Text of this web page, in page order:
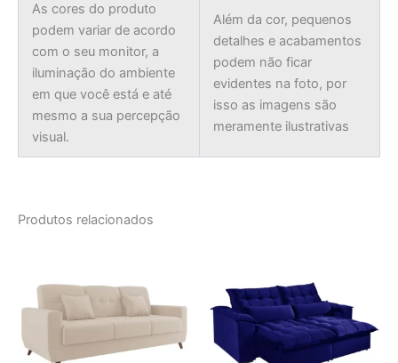
As cores do produto
podem variar de acordo
com o seu monitor, a
iluminação do ambiente
em que você está e até
mesmo a sua percepção
visual.
Além da cor, pequenos
detalhes e acabamentos
podem não ficar
evidentes na foto, por
isso as imagens são
meramente ilustrativas
Produtos relacionados